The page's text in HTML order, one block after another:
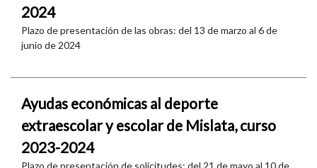
2024
Plazo de presentación de las obras: del 13 de marzo al 6 de
junio de 2024
Ayudas económicas al deporte
extraescolar y escolar de Mislata, curso
2023-2024
Plazo de presentación de solicitudes: del 21 de mayo al 10 de